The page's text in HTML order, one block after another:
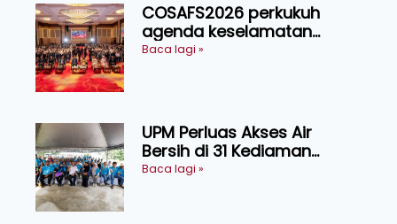
COSAFS2026 perkukuh
agenda keselamatan
makanan, AgriHub pacu
Baca lagi »
UPM Perluas Akses Air
Bersih di 31 Kediaman
Orang Asli Tasik Chini
Baca lagi »